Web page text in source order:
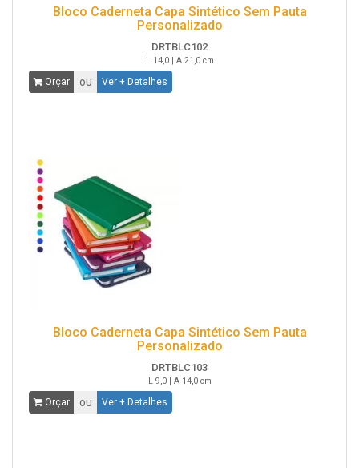
Bloco Caderneta Capa Sintético Sem Pauta
Personalizado
DRTBLC102
L 14,0 | A 21,0 cm
Orçar ou Ver + Detalhes
Bloco Caderneta Capa Sintético Sem Pauta
Personalizado
DRTBLC103
L 9,0 | A 14,0 cm
Orçar ou Ver + Detalhes